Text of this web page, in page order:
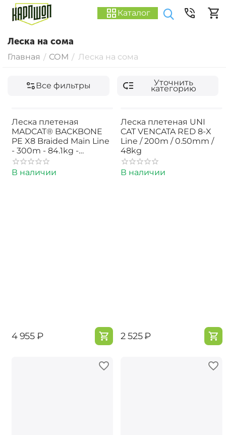
Каталог
Леска на сома
Главная / СОМ / Леска на сома
Все фильтры Уточнить
категорию
Леска плетеная
MADCAT® BACKBONE
PE X8 Braided Main Line
- 300m - 84.1kg -
0.60mm - CHARTREUSE
В наличии
‍4 955‍₽
Леска плетеная UNI
CAT VENCATA RED 8-X
Line / 200m / 0.50mm /
48kg
В наличии
‍2 525‍₽